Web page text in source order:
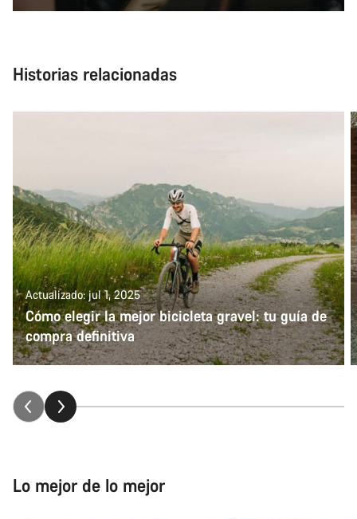
Historias relacionadas
Actualizado: jul 1, 2025
Cómo elegir la mejor bicicleta gravel: tu guía de
compra definitiva
Lo mejor de lo mejor